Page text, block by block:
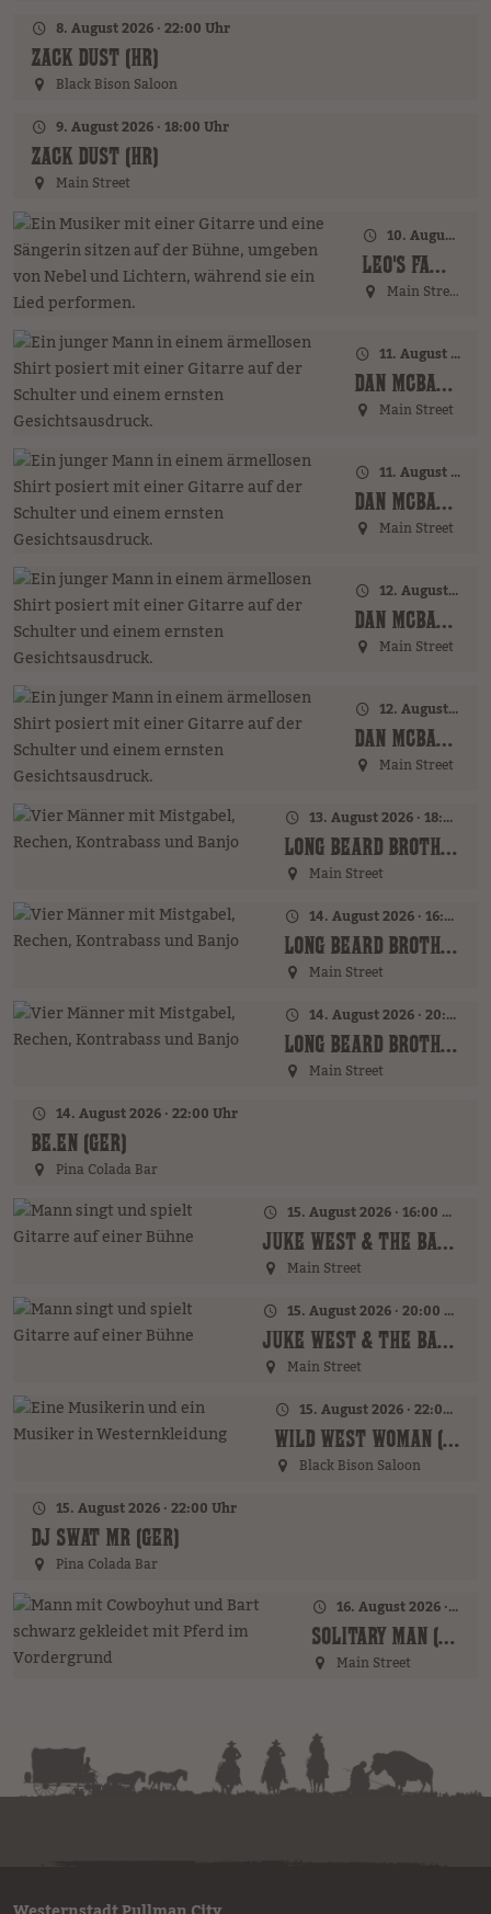
8. August 2026 · 22:00 Uhr
ZACK DUST (HR)
Black Bison Saloon
9. August 2026 · 18:00 Uhr
ZACK DUST (HR)
Main Street
10. August 2026 · 18:00 Uhr
LEO'S FAMILY (GER)
Main Street
11. August 2026 · 17:00 Uhr – 18:00 Uhr
DAN MCBAKER (GER)
Main Street
11. August 2026 · 20:00 Uhr
DAN MCBAKER (GER)
Main Street
12. August 2026 · 17:00 Uhr – 18:00 Uhr
DAN MCBAKER (GER)
Main Street
12. August 2026 · 20:00 Uhr
DAN MCBAKER (GER)
Main Street
13. August 2026 · 18:00 Uhr
LONG BEARD BROTHERS (AT)
Main Street
14. August 2026 · 16:00 Uhr – 18:00 Uhr
LONG BEARD BROTHERS (AT)
Main Street
14. August 2026 · 20:00 Uhr
LONG BEARD BROTHERS (AT)
Main Street
14. August 2026 · 22:00 Uhr
BE.EN (GER)
Pina Colada Bar
15. August 2026 · 16:00 Uhr – 18:00 Uhr
JUKE WEST & THE BAND (AT)
Main Street
15. August 2026 · 20:00 Uhr
JUKE WEST & THE BAND (AT)
Main Street
15. August 2026 · 22:00 Uhr
WILD WEST WOMAN (GER)
Black Bison Saloon
15. August 2026 · 22:00 Uhr
DJ SWAT MR (GER)
Pina Colada Bar
16. August 2026 · 16:00 Uhr – 17:00 Uhr
SOLITARY MAN (GER)
Main Street